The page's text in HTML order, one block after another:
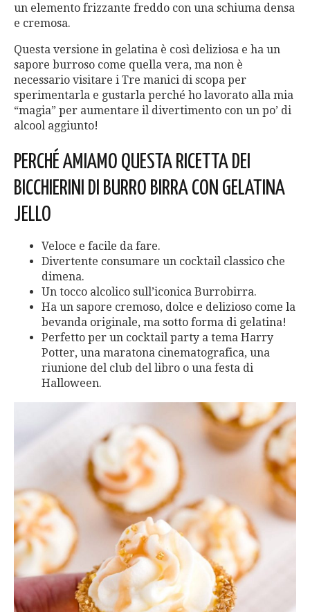
un elemento frizzante freddo con una schiuma densa
e cremosa.
Questa versione in gelatina è così deliziosa e ha un
sapore burroso come quella vera, ma non è
necessario visitare i Tre manici di scopa per
sperimentarla e gustarla perché ho lavorato alla mia
“magia” per aumentare il divertimento con un po’ di
alcool aggiunto!
PERCHÉ AMIAMO QUESTA RICETTA DEI
BICCHIERINI DI BURRO BIRRA CON GELATINA
JELLO
Veloce e facile da fare.
Divertente consumare un cocktail classico che
dimena.
Un tocco alcolico sull’iconica Burrobirra.
Ha un sapore cremoso, dolce e delizioso come la
bevanda originale, ma sotto forma di gelatina!
Perfetto per un cocktail party a tema Harry
Potter, una maratona cinematografica, una
riunione del club del libro o una festa di
Halloween.